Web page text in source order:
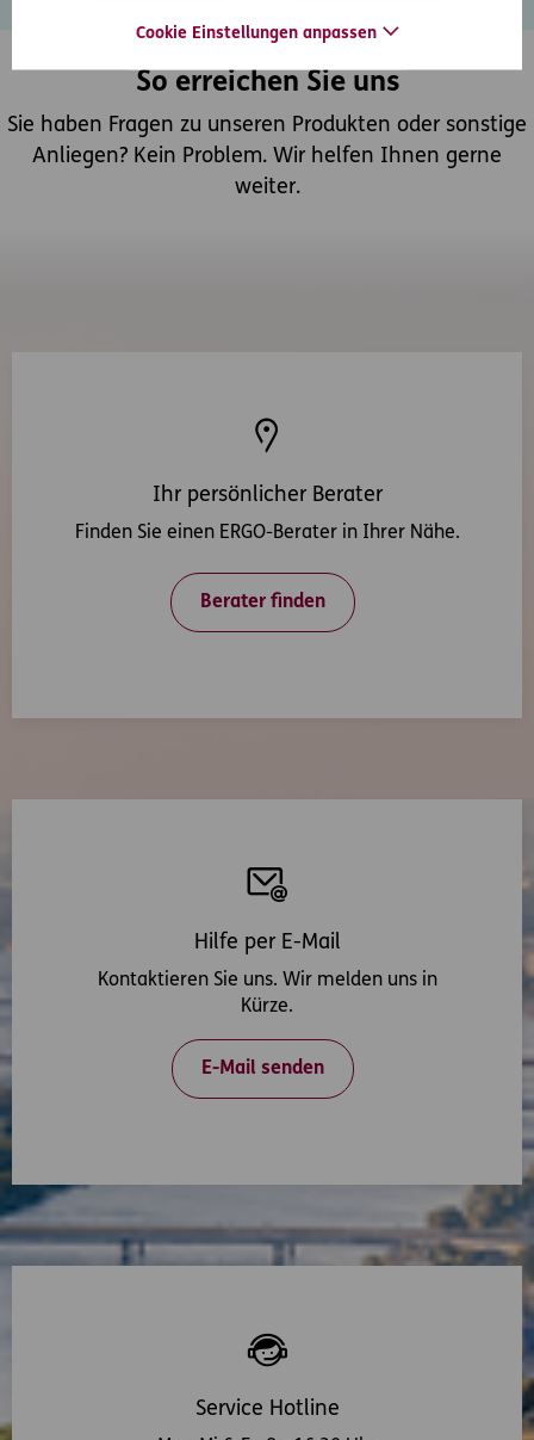
Cookie Einstellungen anpassen
So erreichen Sie uns
Sie haben Fragen zu unseren Produkten oder sonstige
Anliegen? Kein Problem. Wir helfen Ihnen gerne
weiter.
Ihr persönlicher Berater
Finden Sie einen ERGO-Berater in Ihrer Nähe.
Berater finden
Hilfe per E-Mail
Kontaktieren Sie uns. Wir melden uns in
Kürze.
E-Mail senden
Service Hotline